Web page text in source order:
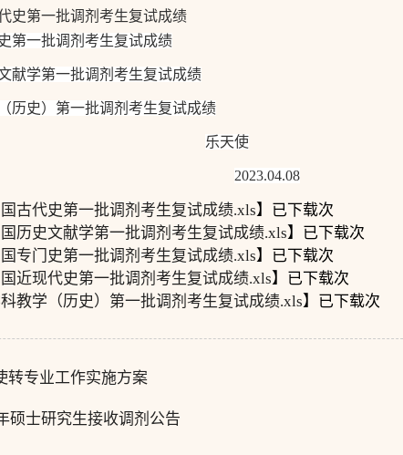
史第一批调剂考生复试成绩
第一批调剂考生复试成绩
献学第一批调剂考生复试成绩
历史）第一批调剂考生复试成绩
乐天使
2023.04.08
古代史第一批调剂考生复试成绩.xls】已下载次
历史文献学第一批调剂考生复试成绩.xls】已下载次
专门史第一批调剂考生复试成绩.xls】已下载次
近现代史第一批调剂考生复试成绩.xls】已下载次
教学（历史）第一批调剂考生复试成绩.xls】已下载次
转专业工作实施方案
硕士研究生接收调剂公告